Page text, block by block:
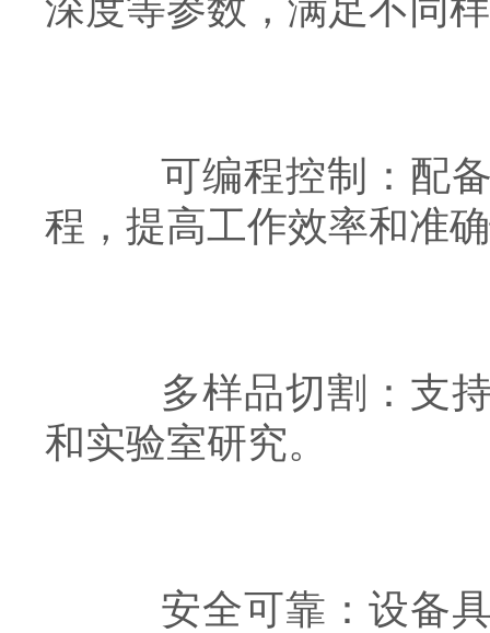
深度等参数，满足不同
可编程控制：配备
程，提高工作效率和准
多样品切割：支持
和实验室研究。
安全可靠：设备具